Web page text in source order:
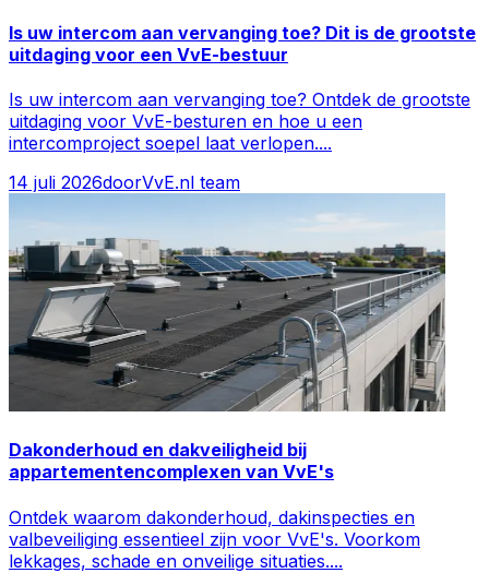
Is uw intercom aan vervanging toe? Dit is de grootste
uitdaging voor een VvE-bestuur
Is uw intercom aan vervanging toe? Ontdek de grootste
uitdaging voor VvE-besturen en hoe u een
intercomproject soepel laat verlopen....
14 juli 2026doorVvE.nl team
Dakonderhoud en dakveiligheid bij
appartementencomplexen van VvE's
Ontdek waarom dakonderhoud, dakinspecties en
valbeveiliging essentieel zijn voor VvE's. Voorkom
lekkages, schade en onveilige situaties....